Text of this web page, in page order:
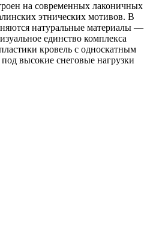
на современных лаконичных
этнических мотивов. В
натуральные материалы —
единство комплекса
кровель с односкатным
высокие снеговые нагрузки